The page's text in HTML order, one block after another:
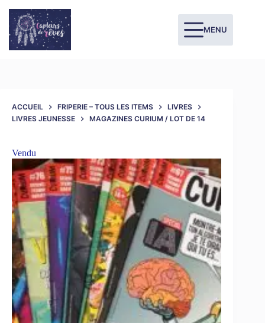
MENU
ACCUEIL FRIPERIE – TOUS LES ITEMS
LIVRES
LIVRES JEUNESSE
MAGAZINES CURIUM / LOT DE 14
Vendu